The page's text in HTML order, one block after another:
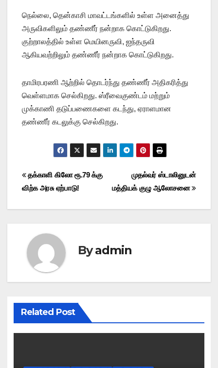
நெல்லை, தென்காசி மாவட்டங்களில் உள்ள அனைத்து
அருவிகளிலும் தண்ணீர் நன்றாக கொட்டுகிறது.
குற்றாலத்தில் உள்ள மெயினருவி, ஐந்தருவி
ஆகியவற்றிலும் தண்ணீர் நன்றாக கொட்டுகிறது.
தாமிரபரணி ஆற்றில் தொடர்ந்து தண்ணீர் அதிகரித்து
வெள்ளமாக செல்கிறது. ஸ்ரீவைகுண்டம் மற்றும்
முக்காணி தடுப்பணைகளை கடந்து, ஏராளமான
தண்ணீர் கடலுக்கு செல்கிறது.
Post
navigation
முதல்வர் ஸ்டாலினுடன்
மத்தியக் குழு ஆலோசனை
தக்காளி கிலோ ரூ.79 க்கு
விற்க அரசு ஏற்பாடு!
Byadmin
Related Post